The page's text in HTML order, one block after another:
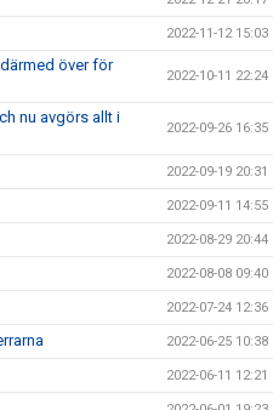
2022-11-12 15:03
över för
2022-10-11 22:24
nu avgörs allt i
2022-09-26 16:35
2022-09-19 20:31
2022-09-11 14:55
2022-08-29 20:44
2022-08-08 09:40
2022-07-24 12:36
2022-06-25 10:38
2022-06-11 12:21